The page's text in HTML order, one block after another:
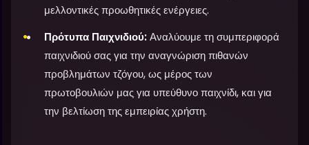
μελλοντικές προωθητικές ενέργειες.
Πρότυπα Παιχνιδιού:Αναλύουμε τη συμπεριφορά
παιχνιδιού σας για την αναγνώριση πιθανών
προβλημάτων τζόγου, ως μέρος των
πρωτοβουλιών μας για υπεύθυνο παιχνίδι, και για
την βελτίωση της εμπειρίας χρήστη.